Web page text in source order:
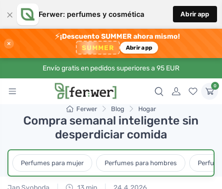
× Ferwer: perfumes y cosmética Abrir app
×
⚡¡Descuento SUMMER ahora mismo!
SUMMER Abrir app
Envío gratis en pedidos superiores a 95 EUR
0
Ferwer Blog Hogar
Compra semanal inteligente sin
desperdiciar comida
Perfumes para mujer Perfumes para hombres